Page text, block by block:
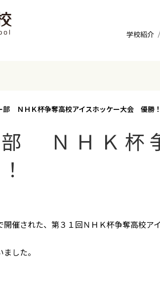
学校紹介
部 ＮＨＫ杯争奪高校アイスホッケー大会 優勝！
ＮＨＫ杯
催された、第３１回ＮＨＫ杯争奪高校ア
した。